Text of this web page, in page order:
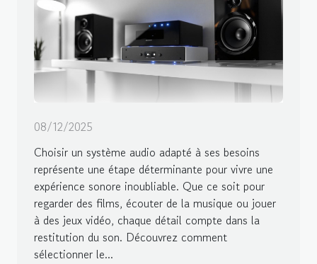
08/12/2025
Choisir un système audio adapté à ses besoins
représente une étape déterminante pour vivre une
expérience sonore inoubliable. Que ce soit pour
regarder des films, écouter de la musique ou jouer
à des jeux vidéo, chaque détail compte dans la
restitution du son. Découvrez comment
sélectionner le...